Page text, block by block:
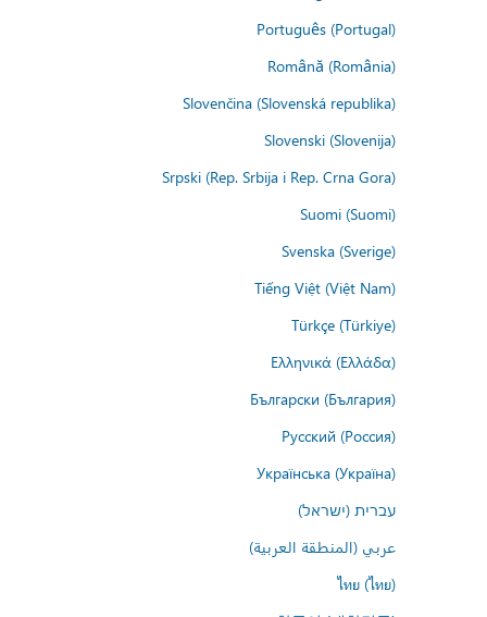
Português (Portugal)
Română (România)
Slovenčina (Slovenská republika)
Slovenski (Slovenija)
Srpski (Rep. Srbija i Rep. Crna Gora)
Suomi (Suomi)
Svenska (Sverige)
Tiếng Việt (Việt Nam)
Türkçe (Türkiye)
Ελληνικά (Ελλάδα)
Български (България)
Русский (Россия)
Українська (Україна)
עברית (ישראל)
عربي (المنطقة العربية)
ไทย (ไทย)